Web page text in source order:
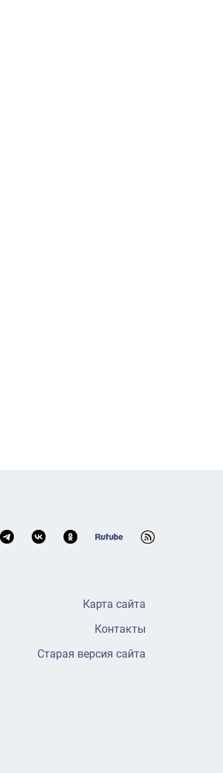
Карта сайта
Контакты
Старая версия сайта